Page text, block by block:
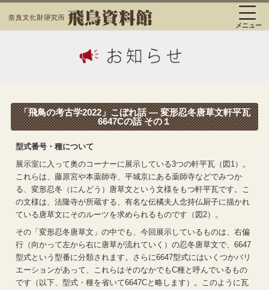
「飛鳥の考古学2022」こぼれ話 ― 変形忍冬唐草文軒平瓦
6647Cの話 その１
型式番号・種について
展示室に入って奥のコーナーに展示している3つの軒平瓦（図 1）。
これらは、藤原宮や本薬師寺、平城京にある薬師寺などでみつか
る、変形忍冬（にんどう）唐草文という文様をもつ軒平瓦です。こ
の文様は、法隆寺が所蔵する、有名な伝橘夫人念持仏厨子に描かれ
ている唐草文にそのルーツを求められるものです（図2）。
その「変形忍冬唐草文」の中でも、今回展示しているものは、右偏
行（向かって左から右に唐草が流れていく）の忍冬唐草文で、 6647
型式という型番に分類されます。さらに6647型式にはいくつかバリ
エーションがあって、これらはそのなかでもC種と呼んでいるもの
です（以下、型式・種を省いて6647Cと略します）。このように瓦
メニュー